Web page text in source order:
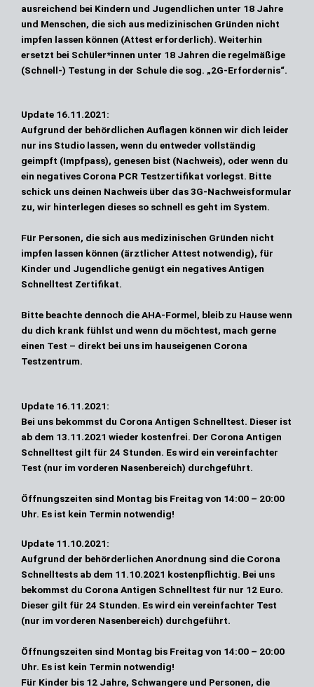
ausreichend bei Kindern und Jugendlichen unter 18 Jahre
und Menschen, die sich aus medizinischen Gründen nicht
impfen lassen können (Attest erforderlich). Weiterhin
ersetzt bei Schüler*innen unter 18 Jahren die regelmäßige
(Schnell-) Testung in der Schule die sog. „2G-Erfordernis“.
Update 16.11.2021:
Aufgrund der behördlichen Auflagen können wir dich leider
nur ins Studio lassen, wenn du entweder vollständig
geimpft (Impfpass), genesen bist (Nachweis), oder wenn du
ein negatives Corona PCR Testzertifikat vorlegst. Bitte
schick uns deinen Nachweis über das 3G-Nachweisformular
zu, wir hinterlegen dieses so schnell es geht im System.
Für Personen, die sich aus medizinischen Gründen nicht
impfen lassen können (ärztlicher Attest notwendig), für
Kinder und Jugendliche genügt ein negatives Antigen
Schnelltest Zertifikat.
Bitte beachte dennoch die AHA-Formel, bleib zu Hause wenn
du dich krank fühlst und wenn du möchtest, mach gerne
einen Test – direkt bei uns im hauseigenen Corona
Testzentrum.
Update 16.11.2021:
Bei uns bekommst du Corona Antigen Schnelltest. Dieser ist
ab dem 13.11.2021 wieder kostenfrei. Der Corona Antigen
Schnelltest gilt für 24 Stunden. Es wird ein vereinfachter
Test (nur im vorderen Nasenbereich) durchgeführt.
Öffnungszeiten sind Montag bis Freitag von 14:00 – 20:00
Uhr. Es ist kein Termin notwendig!
Update 11.10.2021:
Aufgrund der behörderlichen Anordnung sind die Corona
Schnelltests ab dem 11.10.2021 kostenpflichtig. Bei uns
bekommst du Corona Antigen Schnelltest für nur 12 Euro.
Dieser gilt für 24 Stunden. Es wird ein vereinfachter Test
(nur im vorderen Nasenbereich) durchgeführt.
Öffnungszeiten sind Montag bis Freitag von 14:00 – 20:00
Uhr. Es ist kein Termin notwendig!
Für Kinder bis 12 Jahre, Schwangere und Personen, die